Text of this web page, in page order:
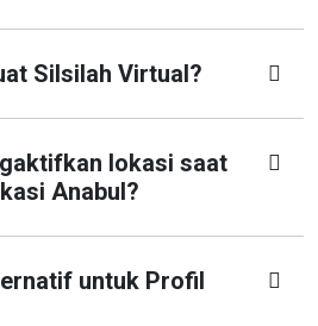
Silsilah Virtual?
lokasi saat
Anabul?
untuk Profil